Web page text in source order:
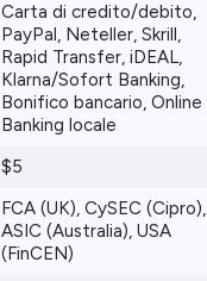
Carta di credito/debito,
PayPal, Neteller, Skrill,
Rapid Transfer, iDEAL,
Klarna/Sofort Banking,
Bonifico bancario, Online
Banking locale
$5
FCA (UK), CySEC (Cipro),
ASIC (Australia), USA
(FinCEN)